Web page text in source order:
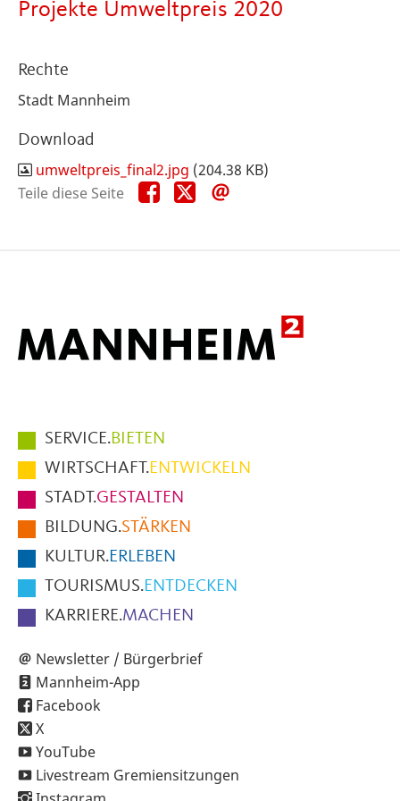
Projekte Umweltpreis 2020
Rechte
Stadt Mannheim
Download
umweltpreis_final2.jpg (204.38 KB)
Teile diese Seite
Teile
diese
Teile
diese
Hauptmenüpunkte
im
Fußbereich
der
Seite
SERVICE.BIETEN
WIRTSCHAFT.ENTWICKELN
STADT.GESTALTEN
BILDUNG.STÄRKEN
KULTUR.ERLEBEN
TOURISMUS.ENTDECKEN
KARRIERE.MACHEN
Newsletter / Bürgerbrief
Mannheim-App
Facebook
X
YouTube
Livestream Gremiensitzungen